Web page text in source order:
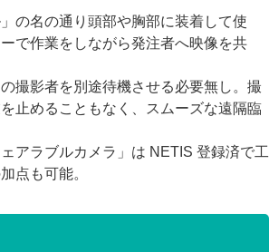
」の名の通り頭部や胸部に装着して使
で作業をしながら発注者へ映像を共
撮影者を別途待機させる必要無し。撮
止めることもなく、スムーズな遠隔臨
ェアラブルカメラ」は NETIS 登録済で工
点も可能。